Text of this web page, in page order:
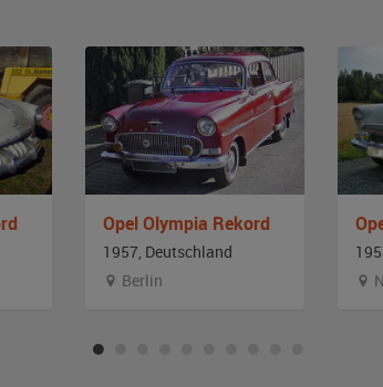
Opel Olympia Rekord
1957, Deutschland
Berlin